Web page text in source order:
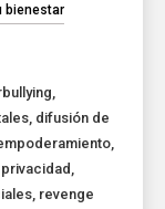
bienestar
difusión de
privacidad
revenge